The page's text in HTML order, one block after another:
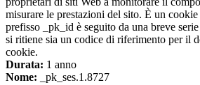
misurare le prestazioni del sito. È un
prefisso _pk_id è seguito da una breve
si ritiene sia un codice di riferimento per il
cookie.
Durata: 1 anno
Nome: _pk_ses.1.8727